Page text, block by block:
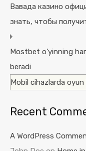
Вавада казино
знать, чтобы
Mostbet o’yinning
beradi
Mobil cihazlarda
Recent
A WordPress